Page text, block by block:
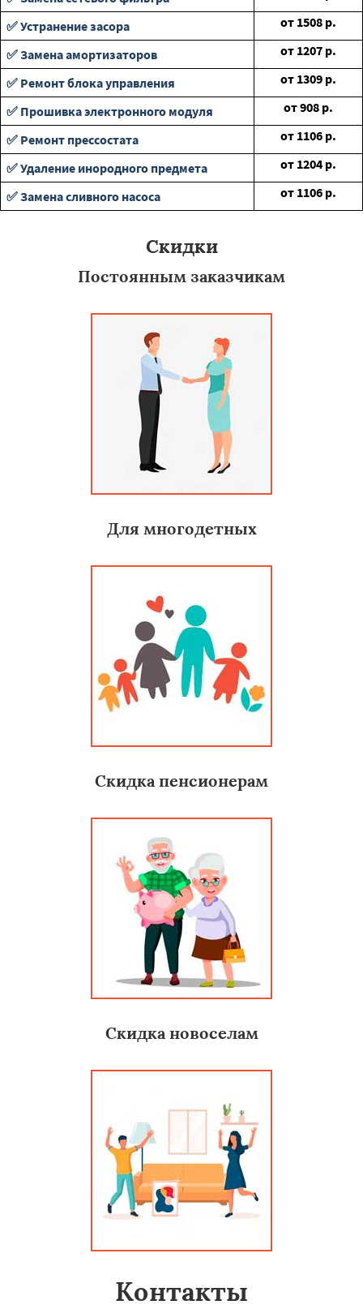
✅ Устранение засора
от 1508 р.
✅ Замена амортизаторов
от 1207 р.
✅ Ремонт блока управления
от 1309 р.
✅ Прошивка электронного модуля
от908 р.
✅ Ремонт прессостата
от 1106 р.
✅ Удаление инородного предмета
от 1204 р.
✅ Замена сливного насоса
от 1106 р.
Скидки
Постоянным заказчикам
Для многодетных
Скидка пенсионерам
Скидка новоселам
Контакты